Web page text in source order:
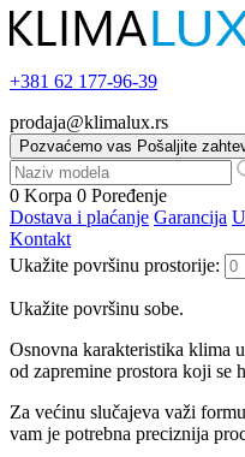
+381 62 177-96-39
prodaja@klimalux.rs
Pozvaćemo vas Pošaljite
0 Korpa 0 Poređenje
Dostava i plaćanje Garancija
Kontakt
Ukažite površinu prostorije:
Ukažite površinu sobe.
Osnovna karakteristika klima
od zapremine prostora koji se
Za većinu slučajeva važi
vam je potrebna preciznija